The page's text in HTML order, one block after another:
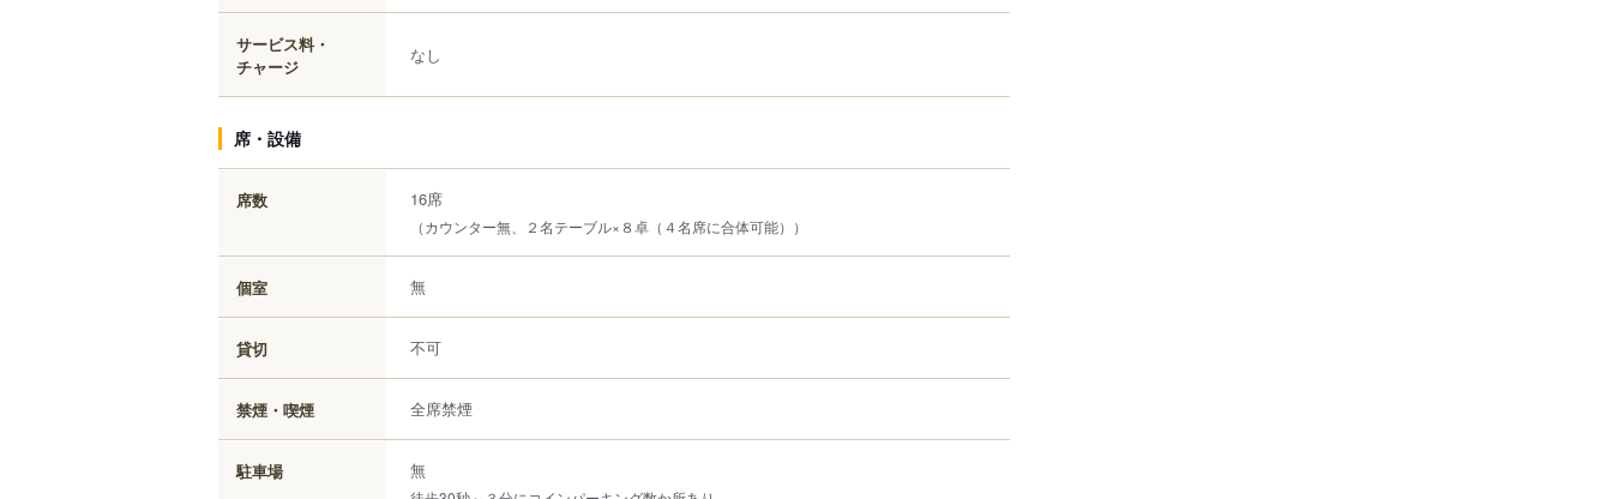
サービス料・
チャージ
なし
席・設備
席数 16席
（カウンター無、２名テーブル×８卓（４名席に合体可能））
個室 無
貸切 不可
禁煙・喫煙 全席禁煙
駐車場 無